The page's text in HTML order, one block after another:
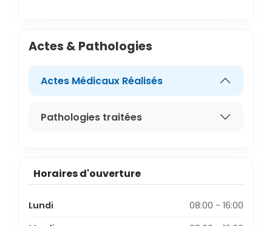
Actes & Pathologies
Actes Médicaux Réalisés
Pathologies traitées
Horaires d'ouverture
Lundi
08:00 - 16:00